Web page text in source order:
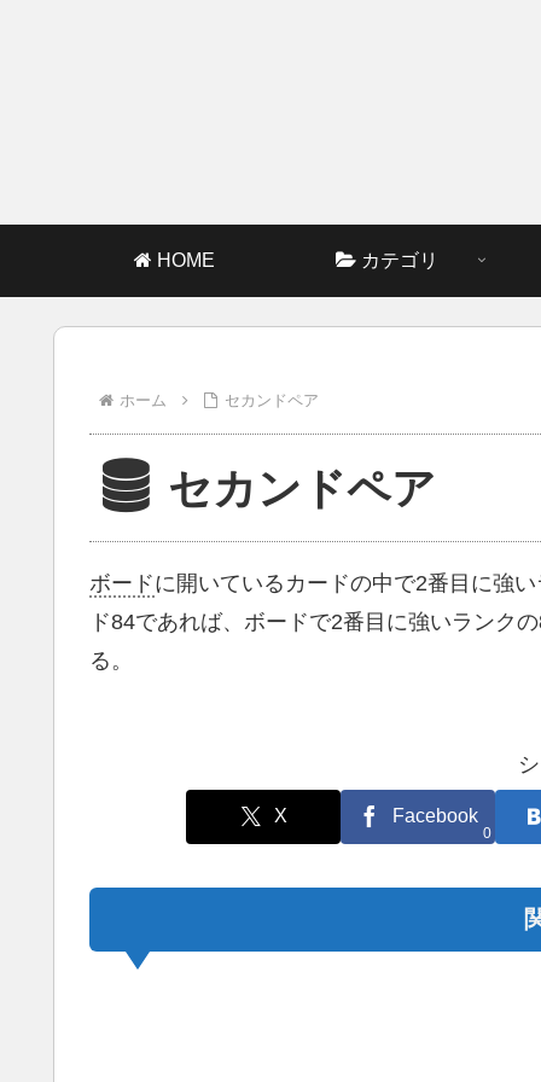
HOME カテゴリ
ホーム セカンドペア
セカンドペア
ボードに開いているカードの中で2番目に強
ド84であれば、ボードで2番目に強いランク
る。
X Facebook
0